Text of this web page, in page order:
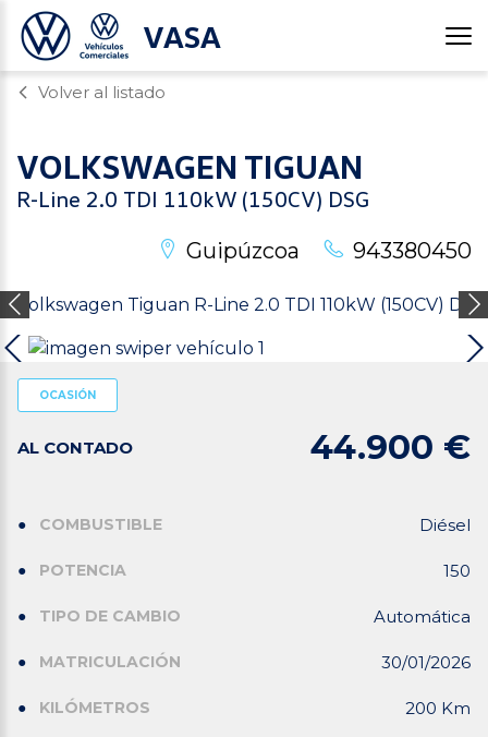
VASA
Volver al listado
VOLKSWAGEN TIGUAN
R-Line 2.0 TDI 110kW (150CV) DSG
Guipúzcoa
943380450
OCASIÓN
AL CONTADO 44.900 €
COMBUSTIBLE Diésel
POTENCIA 150
TIPO DE CAMBIO Automática
MATRICULACIÓN 30/01/2026
KILÓMETROS 200 Km